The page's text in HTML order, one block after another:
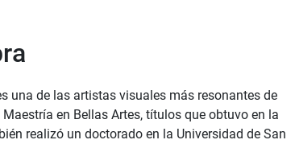
una de las artistas visuales más resonantes de
en Bellas Artes, títulos que obtuvo en la
realizó un doctorado en la Universidad de San